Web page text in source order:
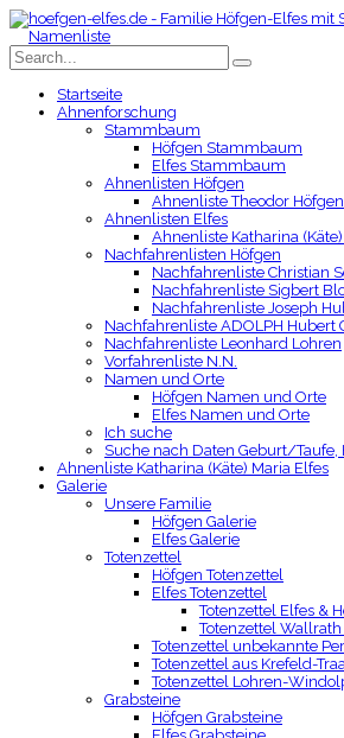
Startseite
Ahnenforschung
Stammbaum
Höfgen Stammbaum
Elfes Stammbaum
Ahnenlisten Höfgen
Ahnenliste Theodor Höfgen
Ahnenlisten Elfes
Ahnenliste Katharina
Nachfahrenlisten Höfgen
Nachfahrenliste Christian
Nachfahrenliste Sigbert
Nachfahrenliste Joseph
Nachfahrenliste ADOLPH Hubert
Nachfahrenliste Leonhard Lohren
Vorfahrenliste N.N.
Namen und Orte
Höfgen Namen und Orte
Elfes Namen und Orte
Ich suche
Suche nach Daten Geburt/
Ahnenliste Katharina (Käte) Maria Elfes
Galerie
Unsere Familie
Höfgen Galerie
Elfes Galerie
Totenzettel
Höfgen Totenzettel
Elfes Totenzettel
Totenzettel Elfes &
Totenzettel
Totenzettel unbekannte
Totenzettel aus Krefeld-
Totenzettel Lohren-
Grabsteine
Höfgen Grabsteine